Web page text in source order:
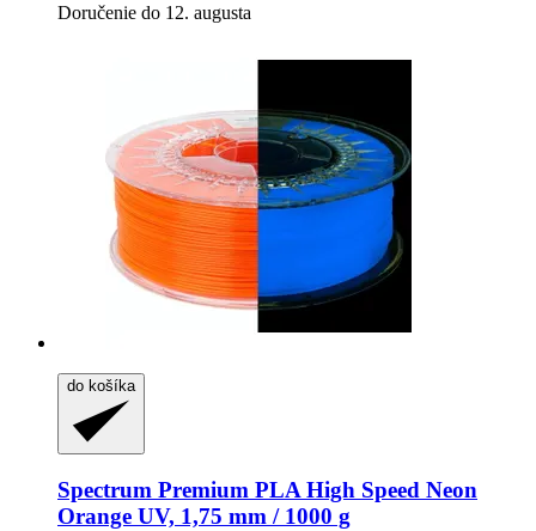
Doručenie do 12. augusta
do košíka
Spectrum Premium PLA High Speed Neon
Orange UV, 1,75 mm / 1000 g